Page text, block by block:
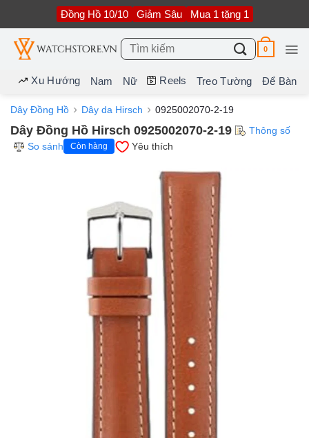
nội
dung
Đồng Hồ 10/10 Giảm Sâu Mua 1 tặng 1
Tìm
kiếm:
0
Xu Hướng Nam Nữ Reels Treo Tường Để Bàn
Dây Đồng Hồ Dây da Hirsch 0925002070-2-19
Dây Đồng Hồ Hirsch 0925002070-2-19
Thông số
So sánh
Còn hàng Yêu thích